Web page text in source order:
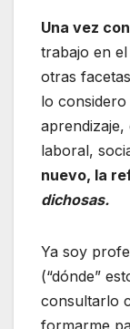
Una vez
trabajo en
otras
lo
laboral,
nuevo, la
dichosas.
Ya soy
(“dónde”
consultarlo